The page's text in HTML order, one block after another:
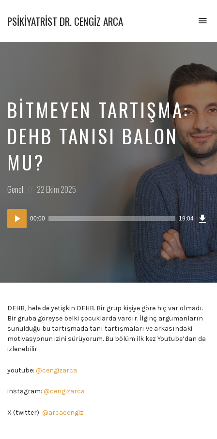
PSIKIYATRIST DR. CENGIZ ARCA
&
BITMEYEN TARTIŞMA:
DEHB TANISI BALON
MU?
Posted
Genel
Posted
22 Ekim 2025
Ses
oynatıcı
00:00 19:04
MB)
DEHB, hele de yetişkin DEHB. Bir grup kişiye göre hiç var olmadı.
Bir gruba göreyse belki çocuklarda vardır. İlginç argümanların
sunulduğu bu tartışmada tanı tartışmaları ve arkasındaki
motivasyonun izini sürüyorum. Bu bölüm ilk kez Youtube’dan da
izlenebilir.
youtube: @cengizarca
instagram: @cengizarca
X (twitter): @arcacengiz